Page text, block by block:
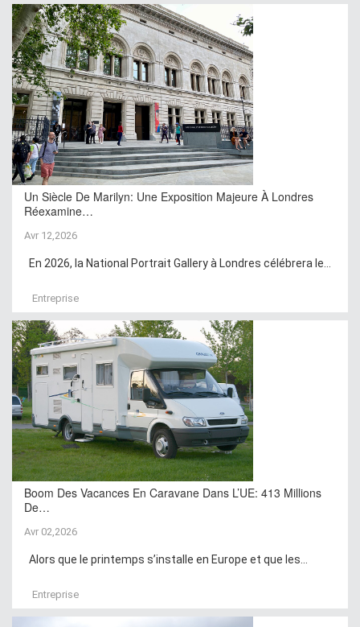
Un Siècle De Marilyn: Une Exposition Majeure À Londres
Réexamine…
Avr 12,2026
En 2026, la National Portrait Gallery à Londres célébrera le...
Entreprise
Boom Des Vacances En Caravane Dans L’UE: 413 Millions
De…
Avr 02,2026
Alors que le printemps s’installe en Europe et que les...
Entreprise